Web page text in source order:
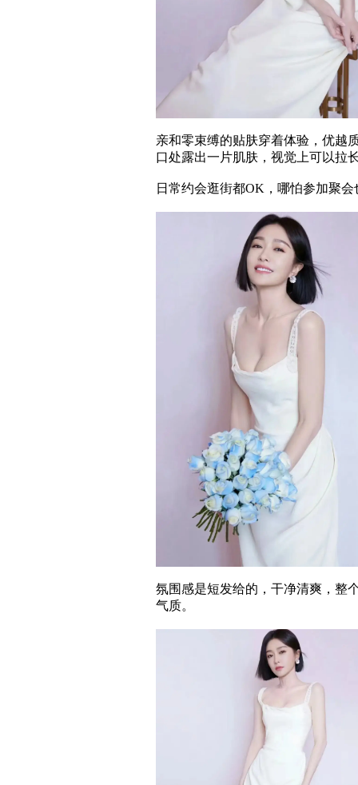
亲和零束缚的贴肤穿着体验，优越
口处露出一片肌肤，视觉上可以拉
日常约会逛街都OK，哪怕参加聚
氛围感是短发给的，干净清爽，整
气质。